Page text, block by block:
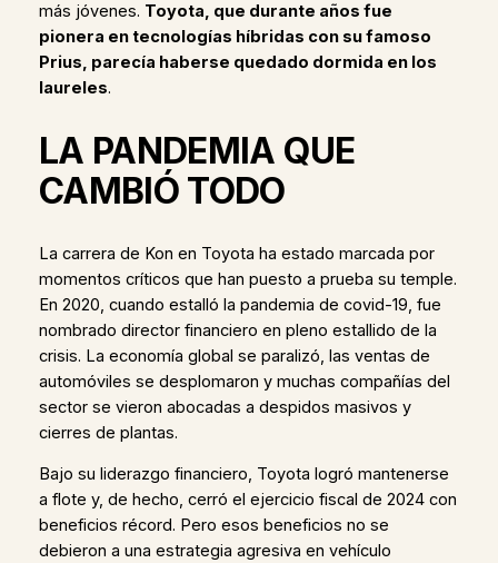
más jóvenes. Toyota, que durante años fue
pionera en tecnologías híbridas con su famoso
Prius, parecía haberse quedado dormida en los
laureles.
LA PANDEMIA QUE
CAMBIÓ TODO
La carrera de Kon en Toyota ha estado marcada por
momentos críticos que han puesto a prueba su temple.
En 2020, cuando estalló la pandemia de covid-19, fue
nombrado director financiero en pleno estallido de la
crisis. La economía global se paralizó, las ventas de
automóviles se desplomaron y muchas compañías del
sector se vieron abocadas a despidos masivos y
cierres de plantas.
Bajo su liderazgo financiero, Toyota logró mantenerse
a flote y, de hecho, cerró el ejercicio fiscal de 2024 con
beneficios récord. Pero esos beneficios no se
debieron a una estrategia agresiva en vehículo